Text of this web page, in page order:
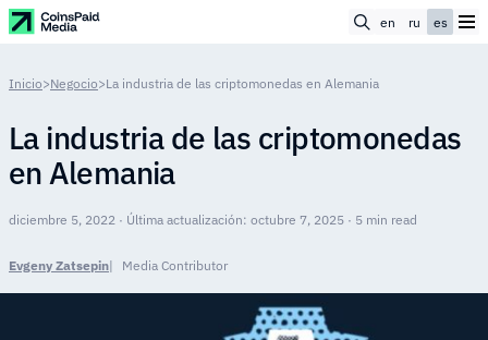
en ru es
Inicio>Negocio>La industria de las criptomonedas en Alemania
La industria de las criptomonedas
en Alemania
diciembre 5, 2022 · Última actualización: octubre 7, 2025 · 5 min read
Evgeny Zatsepin Media Contributor